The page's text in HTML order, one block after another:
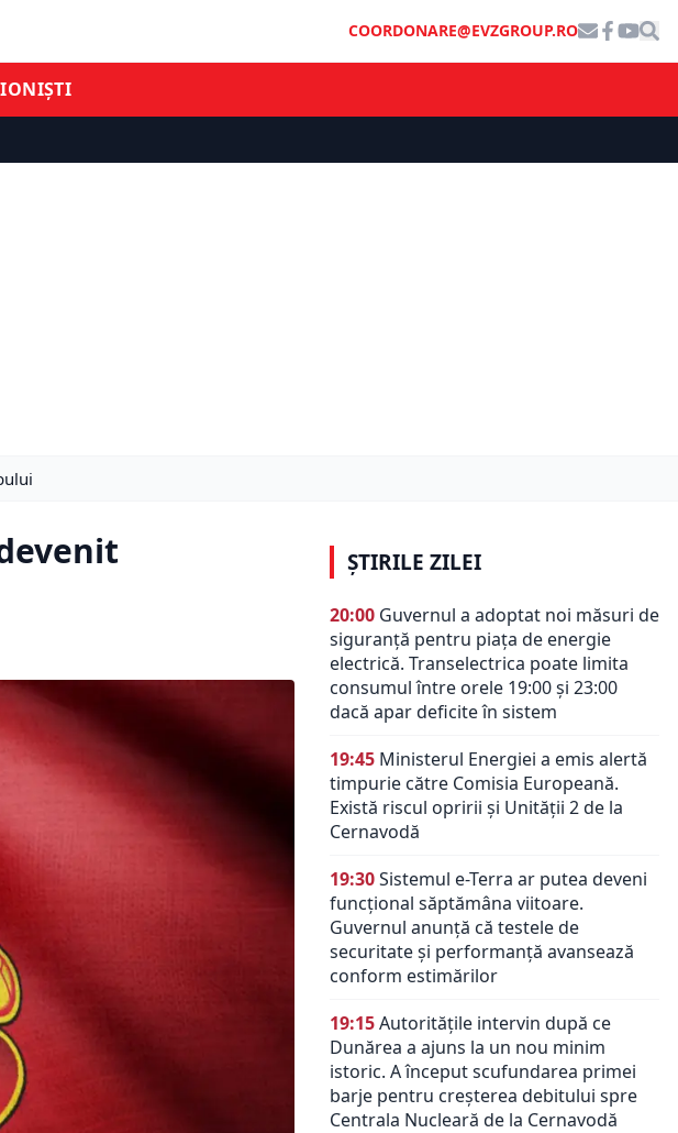
COORDONARE@EVZGROUP.RO
ȘTIRILE ZILEI
20:00 Guvernul a adoptat noi măsuri de
siguranță pentru piața de energie
electrică. Transelectrica poate limita
consumul între orele 19:00 și 23:00
dacă apar deficite în sistem
19:45 Ministerul Energiei a emis alertă
timpurie către Comisia Europeană.
Există riscul opririi și Unității 2 de la
Cernavodă
19:30Sistemul e-Terra ar putea deveni
funcțional săptămâna viitoare.
Guvernul anunță că testele de
securitate și performanță avansează
conform estimărilor
19:15Autoritățile intervin după ce
Dunărea a ajuns la un nou minim
istoric. A început scufundarea primei
barje pentru creșterea debitului spre
Centrala Nucleară de la Cernavodă